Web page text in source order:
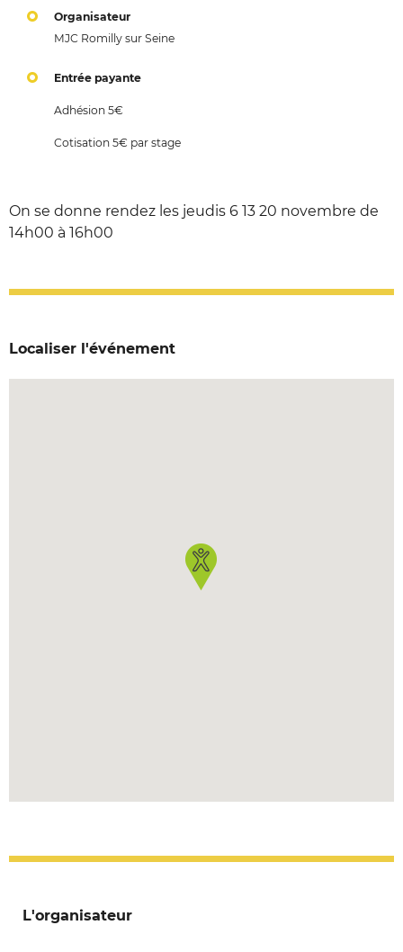
Organisateur
MJC Romilly sur Seine
Entrée payante
Adhésion 5€
Cotisation 5€ par stage
On se donne rendez les jeudis 6 13 20 novembre de
14h00 à 16h00
Localiser l'événement
L'organisateur